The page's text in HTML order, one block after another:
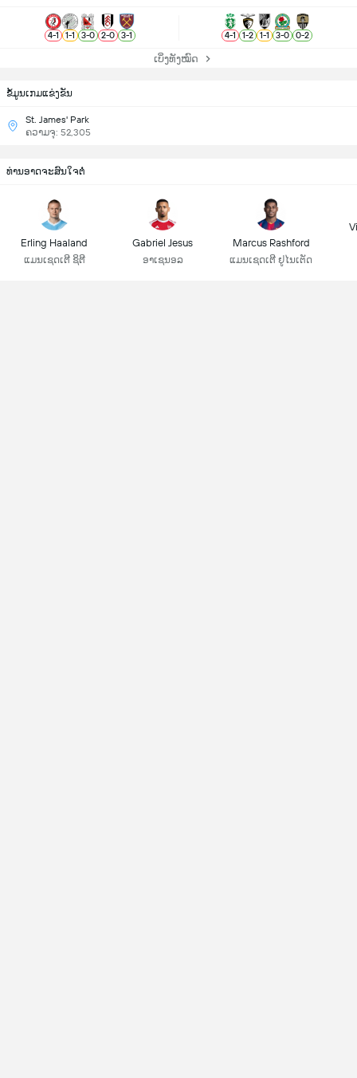
ຂ້ໍມູນເກມແຂ່ງຂັນ
St. James' Park
ຄວາມຈຸ: 52,305
4-1 1-1 3-0 2-0 3-1 4-1 1-2 1-1 3-0 0-2
ເບິ່ງທັງໝົດ
ທ່ານອາດຈະສົນໃຈຕໍ່
Erling Haaland
ແມນເຊດເຕີ ຊິຕີ
Gabriel Jesus
ອາເຊນອລ
Marcus Rashford
ແມນເຊດເຕີ ຢູໄນເຕັດ